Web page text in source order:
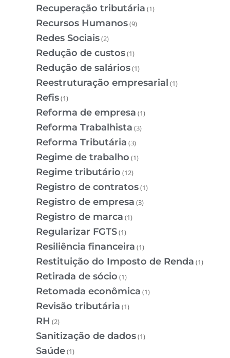
Recuperação tributária (1)
Recursos Humanos(9)
Redes Sociais(2)
Redução de custos(1)
Redução de salários(1)
Reestruturação empresarial (1)
Refis(1)
Reforma de empresa (1)
Reforma Trabalhista (3)
Reforma Tributária (3)
Regime de trabalho (1)
Regime tributário (12)
Registro de contratos(1)
Registro de empresa (3)
Registro de marca (1)
Regularizar FGTS(1)
Resiliência financeira (1)
Restituição do Imposto de Renda (1)
Retirada de sócio (1)
Retomada econômica (1)
Revisão tributária (1)
RH (2)
Sanitização de dados(1)
Saúde(1)